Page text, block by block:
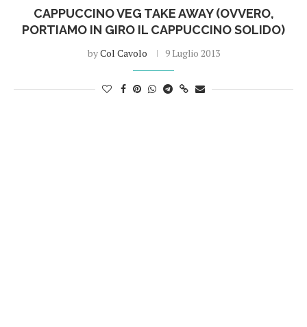
CAPPUCCINO VEG TAKE AWAY (OVVERO,
PORTIAMO IN GIRO IL CAPPUCCINO SOLIDO)
byCol Cavolo 9 Luglio 2013